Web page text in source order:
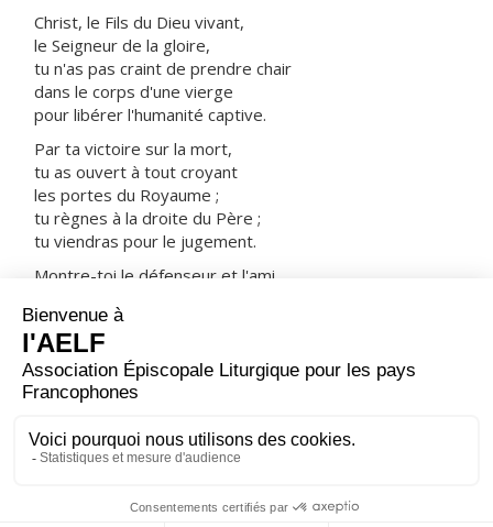
Christ, le Fils du Dieu vivant,
le Seigneur de la gloire,
tu n'as pas craint de prendre chair
dans le corps d'une vierge
pour libérer l'humanité captive.
Par ta victoire sur la mort,
tu as ouvert à tout croyant
les portes du Royaume ;
tu règnes à la droite du Père ;
tu viendras pour le jugement.
Montre-toi le défenseur et l'ami
prends-les avec tous les saints
dans ta joie et dans ta lumière.
ORAISON
ce que tu veux et servir ta gloire d'un cœur sans
partage.